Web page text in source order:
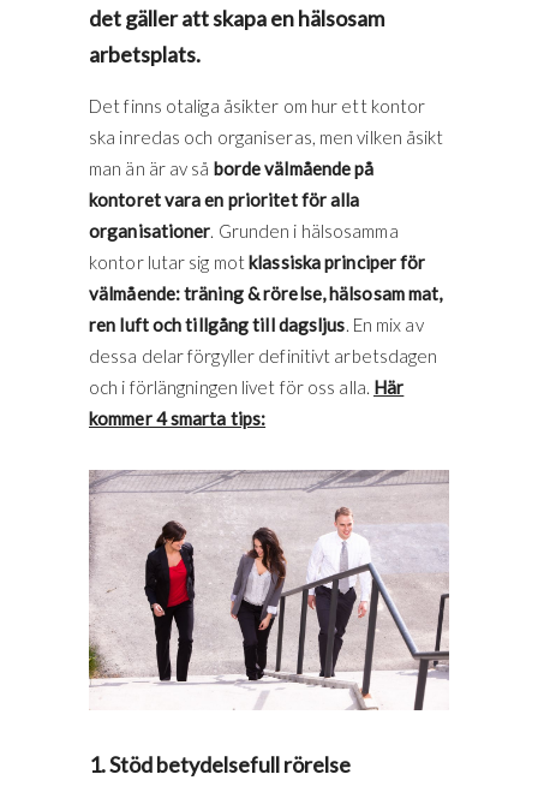
det gäller att skapa en hälsosam
arbetsplats.
Det finns otaliga åsikter om hur ett kontor
ska inredas och organiseras, men vilken åsikt
man än är av så borde välmående på
kontoret vara en prioritet för alla
organisationer. Grunden i hälsosamma
kontor lutar sig motklassiska principer för
välmående: träning & rörelse, hälsosam mat,
ren luft och tillgång till dagsljus. En mix av
dessa delar förgyller definitivt arbetsdagen
och i förlängningen livet för oss alla. Här
kommer 4 smarta tips:
1. Stöd betydelsefull rörelse